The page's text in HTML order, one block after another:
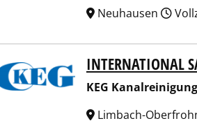
Neuhausen
KEG Kanalreinigungstechnik GmbH
INTERNATIONAL
KEG
Limbach-